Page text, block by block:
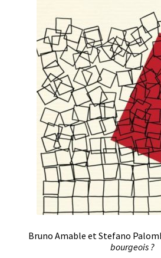
Bruno Amable et Stefano
bourgeois ?